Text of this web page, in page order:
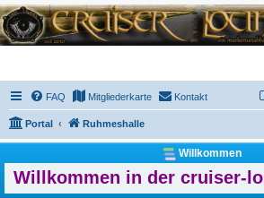
FAQ Mitgliederkarte Kontakt
Portal Ruhmeshalle
Willkommen
Willkommen in der cruiser-